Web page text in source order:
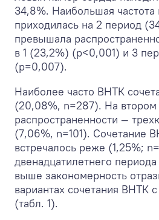
34,8%. Наибольшая
приходилась на 2 период
превышала
в 1 (23,2%) (p<0,001) и 3
(p=0,007).
Наиболее часто ВНТК
(20,08%, n=287). На втором
распространенности —
(7,06%, n=101). Сочетание
встречалось реже (1,25%;
двенадцатилетнего
выше закономерность
вариантах сочетания
(табл. 1).